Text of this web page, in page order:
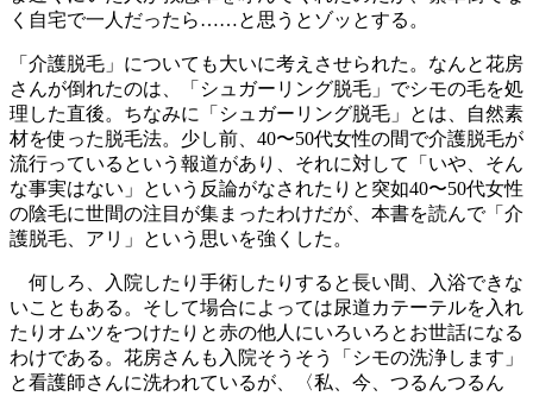
く自宅で一人だったら……と思うとゾッとする。
「介護脱毛」についても大いに考えさせられた。なんと花房
さんが倒れたのは、「シュガーリング脱毛」でシモの毛を処
理した直後。ちなみに「シュガーリング脱毛」とは、自然素
材を使った脱毛法。少し前、40〜50代女性の間で介護脱毛が
流行っているという報道があり、それに対して「いや、そん
な事実はない」という反論がなされたりと突如40〜50代女性
の陰毛に世間の注目が集まったわけだが、本書を読んで「介
護脱毛、アリ」という思いを強くした。
何しろ、入院したり手術したりすると長い間、入浴できな
いこともある。そして場合によっては尿道カテーテルを入れ
たりオムツをつけたりと赤の他人にいろいろとお世話になる
わけである。花房さんも入院そうそう「シモの洗浄します」
と看護師さんに洗われているが、〈私、今、つるんつるん